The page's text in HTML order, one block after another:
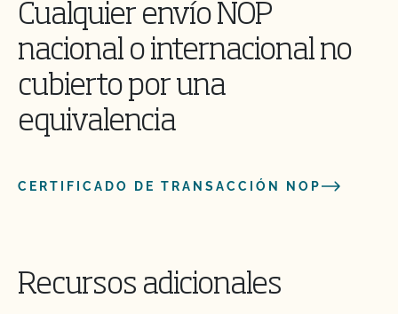
Cualquier envío NOP
nacional o internacional no
cubierto por una
equivalencia
CERTIFICADO DE TRANSACCIÓN NOP
Recursos adicionales